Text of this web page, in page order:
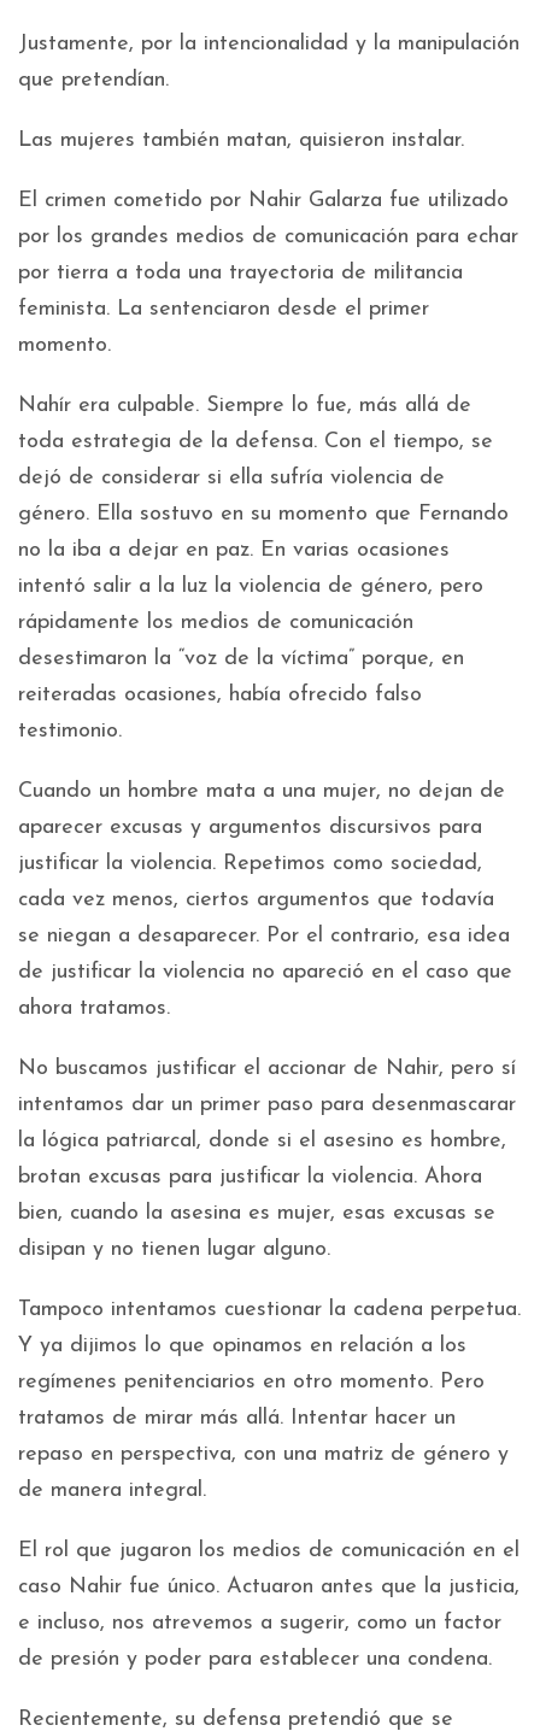
Justamente, por la intencionalidad y la manipulación
que pretendían.
Las mujeres también matan, quisieron instalar.
El crimen cometido por Nahir Galarza fue utilizado
por los grandes medios de comunicación para echar
por tierra a toda una trayectoria de militancia
feminista. La sentenciaron desde el primer
momento.
Nahír era culpable. Siempre lo fue, más allá de
toda estrategia de la defensa. Con el tiempo, se
dejó de considerar si ella sufría violencia de
género. Ella sostuvo en su momento que Fernando
no la iba a dejar en paz. En varias ocasiones
intentó salir a la luz la violencia de género, pero
rápidamente los medios de comunicación
desestimaron la “voz de la víctima” porque, en
reiteradas ocasiones, había ofrecido falso
testimonio.
Cuando un hombre mata a una mujer, no dejan de
aparecer excusas y argumentos discursivos para
justificar la violencia. Repetimos como sociedad,
cada vez menos, ciertos argumentos que todavía
se niegan a desaparecer. Por el contrario, esa idea
de justificar la violencia no apareció en el caso que
ahora tratamos.
No buscamos justificar el accionar de Nahir, pero sí
intentamos dar un primer paso para desenmascarar
la lógica patriarcal, donde si el asesino es hombre,
brotan excusas para justificar la violencia. Ahora
bien, cuando la asesina es mujer, esas excusas se
disipan y no tienen lugar alguno.
Tampoco intentamos cuestionar la cadena perpetua.
Y ya dijimos lo que opinamos en relación a los
regímenes penitenciarios en otro momento. Pero
tratamos de mirar más allá. Intentar hacer un
repaso en perspectiva, con una matriz de género y
de manera integral.
El rol que jugaron los medios de comunicación en el
caso Nahir fue único. Actuaron antes que la justicia,
e incluso, nos atrevemos a sugerir, como un factor
de presión y poder para establecer una condena.
Recientemente, su defensa pretendió que se